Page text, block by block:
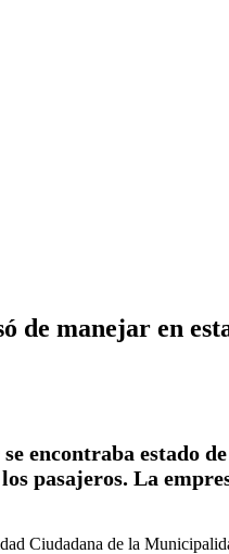
de manejar en
encontraba estado
pasajeros. La
Ciudadana de la